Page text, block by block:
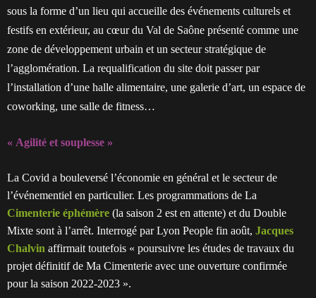
sous la forme d’un lieu qui accueille des événements culturels et
festifs en extérieur, au cœur du Val de Saône présenté comme une
zone de développement urbain et un secteur stratégique de
l’agglomération. La requalification du site doit passer par
l’installation d’une halle alimentaire, une galerie d’art, un espace de
coworking, une salle de fitness…
« Agilité et souplesse »
La Covid a bouleversé l’économie en général et le secteur de
l’événementiel en particulier. Les programmations de La
Cimenterie éphémère (la saison 2 est en attente) et du Double
Mixte sont à l’arrêt. Interrogé par Lyon People fin août, Jacques
Chalvin affirmait toutefois « poursuivre les études de travaux du
projet définitif de Ma Cimenterie avec une ouverture confirmée
pour la saison 2022-2023 ».